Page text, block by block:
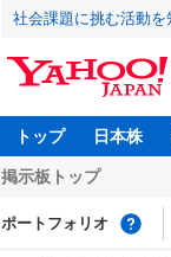
社会課題に挑む活動
トップ 日本株
掲示板トップ
ポートフォリオ